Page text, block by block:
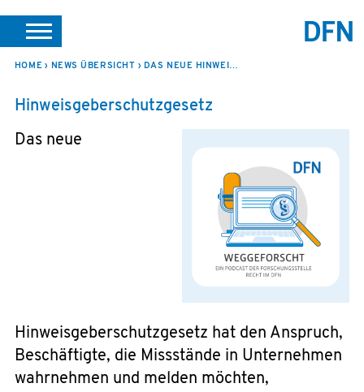
SUCHE PORTALE SUPPORT JOBS LEICHTE SPRACHE
VEREIN INTERN
HOME NEWS ÜBERSICHT DAS NEUE HINWEISGEBERSCHUTZGESETZ
Hinweisgeberschutzgesetz
Das neue
Hinweisgeberschutzgesetz hat den Anspruch,
Beschäftigte, die Missstände in Unternehmen
wahrnehmen und melden möchten,